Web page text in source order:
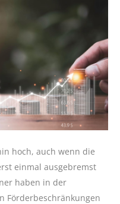
hoch, auch wenn die
einmal ausgebremst
haben in der
Förderbeschränkungen